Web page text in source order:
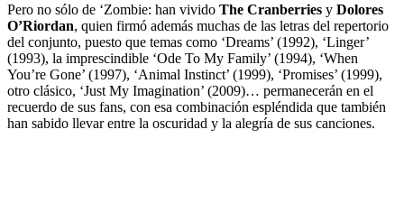
Pero no sólo de ‘Zombie: han vivido The Cranberries y Dolores
O’Riordan, quien firmó además muchas de las letras del repertorio
del conjunto, puesto que temas como ‘Dreams’ (1992), ‘Linger’
(1993), la imprescindible ‘Ode To My Family’ (1994), ‘When
You’re Gone’ (1997), ‘Animal Instinct’ (1999), ‘Promises’ (1999),
otro clásico, ‘Just My Imagination’ (2009)… permanecerán en el
recuerdo de sus fans, con esa combinación espléndida que también
han sabido llevar entre la oscuridad y la alegría de sus canciones.